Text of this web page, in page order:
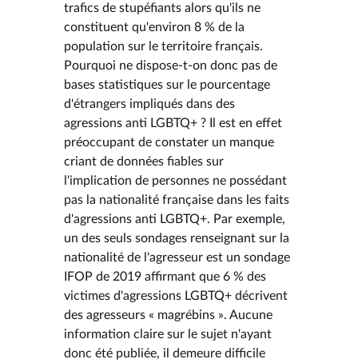
trafics de stupéfiants alors qu'ils ne
constituent qu'environ 8 % de la
population sur le territoire français.
Pourquoi ne dispose-t-on donc pas de
bases statistiques sur le pourcentage
d'étrangers impliqués dans des
agressions anti LGBTQ+ ? Il est en effet
préoccupant de constater un manque
criant de données fiables sur
l'implication de personnes ne possédant
pas la nationalité française dans les faits
d'agressions anti LGBTQ+. Par exemple,
un des seuls sondages renseignant sur la
nationalité de l'agresseur est un sondage
IFOP de 2019 affirmant que 6 % des
victimes d'agressions LGBTQ+ décrivent
des agresseurs « magrébins ». Aucune
information claire sur le sujet n'ayant
donc été publiée, il demeure difficile